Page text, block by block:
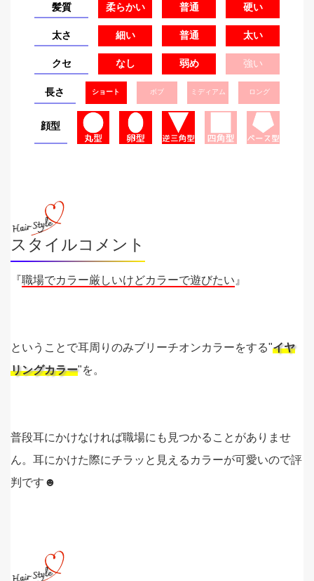
髪質 柔らかい 普通 硬い
太さ 細い 普通 太い
クセ なし 弱め 強い
長さ ショート ボブ ミディアム ロング
顔型
スタイルコメント
『職場でカラー厳しいけどカラーで遊びたい 』
ということで耳周りのみブリーチオンカラーをする"イヤ
リングカラー"を。
普段耳にかけなければ職場にも見つかることがありませ
ん。耳にかけた際にチラッと見えるカラーが可愛いので評
判です☻